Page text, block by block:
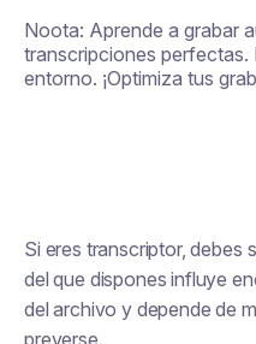
Noota: Aprende a grabar
transcripciones perfectas.
entorno. ¡Optimiza tus
Si eres transcriptor, debes
del que dispones influye
del archivo y depende de
preverse.